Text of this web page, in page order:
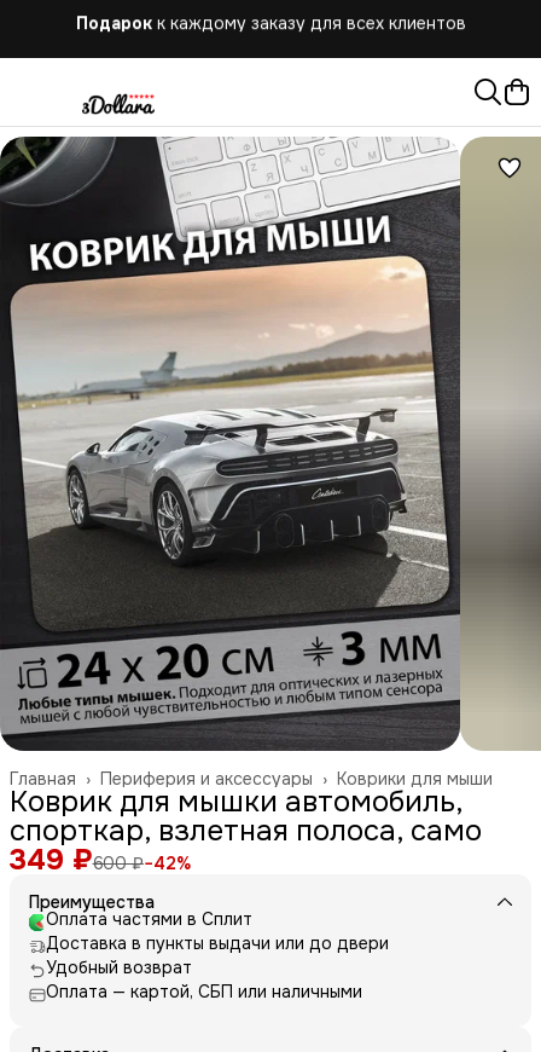
Коврики для мыши
Периферия и аксессуары ›
Главная ›
Коврик для мышки автомобиль,
спорткар, взлетная полоса, само
349 ₽600 ₽−42%
Преимущества
Оплата частями в Сплит
Доставка в пункты выдачи или до двери
Удобный возврат
Оплата — картой, СБП или наличными